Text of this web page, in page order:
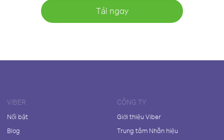
Tải ngay
VIBER
Nổi bật
Blog
CÔNG TY
Giới thiệu Viber
Trung tâm Nhãn hiệu